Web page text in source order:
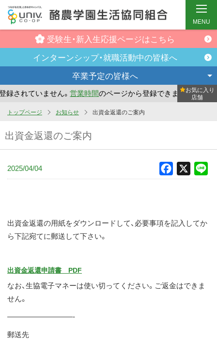
ン
コ
受験生・新入生応援ページはこちら
インターンシップ・就職活動中の皆様へ
卒業予定の皆様へ
されていません。営業時間のページから登録できます。 ま
お気に入り
店舗
MENU
トップページ お知らせ 出資金返還のご案内
出資金返還のご案内
2025/04/04 Facebook
出資金返還の用紙をダウンロードして、必要事項を記入してか
ら下記宛てに郵送して下さい。
出資金返還申請書 PDF
なお、生協電子マネーは使い切ってください。ご返金はできま
せん。
—————————-
郵送先